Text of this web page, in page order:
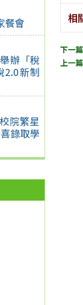
餐會
辦「稅
2.0新制
院繁星
錄取學
相